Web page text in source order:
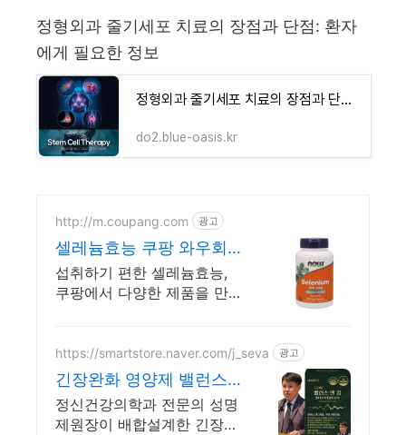
정형외과 줄기세포 치료의 장점과 단점: 환자
에게 필요한 정보
정형외과 줄기세포 치료의 장점과 단점: 환자에게 필요한 정보
do2.blue-oasis.kr
http://m.coupang.com 광고
셀레늄효능 쿠팡 와우회
원 5% 캐시 적립
섭취하기 편한 셀레늄효능,
쿠팡에서 다양한 제품을 만
켓배송으로 받아보세요.
https://smartstore.naver.com/j_seva 광고
긴장완화 영양제 밸런스
앤캄
정신건강의학과 전문의 성명
제원장이 배합설계한 긴장완